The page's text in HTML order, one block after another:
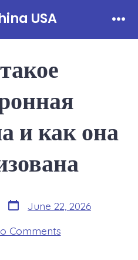
USA
и как она
Post
date
June 22, 2026
Commentson
Что